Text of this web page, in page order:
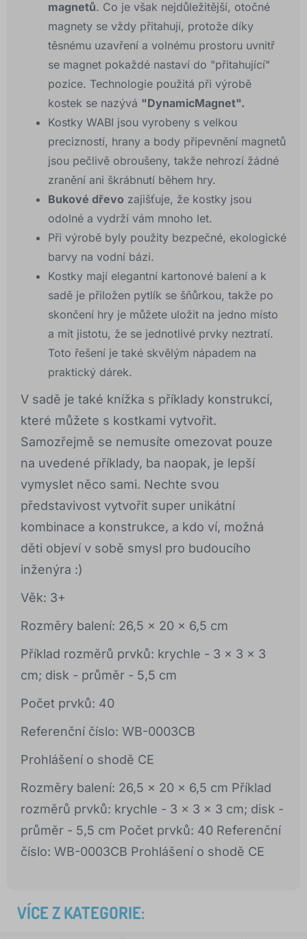
magnetů. Co je však nejdůležitější, otočné
magnety se vždy přitahují, protože díky
těsnému uzavření a volnému prostoru uvnitř
se magnet pokaždé nastaví do "přitahující"
pozice. Technologie použitá při výrobě
kostek se nazývá "DynamicMagnet".
Kostky WABI jsou vyrobeny s velkou
precizností, hrany a body připevnění magnetů
jsou pečlivě obroušeny, takže nehrozí žádné
zranění ani škrábnutí během hry.
Bukové dřevo zajišťuje, že kostky jsou
odolné a vydrží vám mnoho let.
Při výrobě byly použity bezpečné, ekologické
barvy na vodní bázi.
Kostky mají elegantní kartonové balení a k
sadě je přiložen pytlík se šňůrkou, takže po
skončení hry je můžete uložit na jedno místo
a mít jistotu, že se jednotlivé prvky neztratí.
Toto řešení je také skvělým nápadem na
praktický dárek.
V sadě je také knížka s příklady konstrukcí,
které můžete s kostkami vytvořit.
Samozřejmě se nemusíte omezovat pouze
na uvedené příklady, ba naopak, je lepší
vymyslet něco sami. Nechte svou
představivost vytvořit super unikátní
kombinace a konstrukce, a kdo ví, možná
děti objeví v sobě smysl pro budoucího
inženýra :)
Věk: 3+
Rozměry balení: 26,5 x 20 x 6,5 cm
Příklad rozměrů prvků: krychle - 3 x 3 x 3
cm; disk - průměr - 5,5 cm
Počet prvků: 40
Referenční číslo: WB-0003CB
Prohlášení o shodě CE
Rozměry balení: 26,5 x 20 x 6,5 cm Příklad
rozměrů prvků: krychle - 3 x 3 x 3 cm; disk -
průměr - 5,5 cm Počet prvků: 40 Referenční
číslo: WB-0003CB Prohlášení o shodě CE
VÍCE Z KATEGORIE: